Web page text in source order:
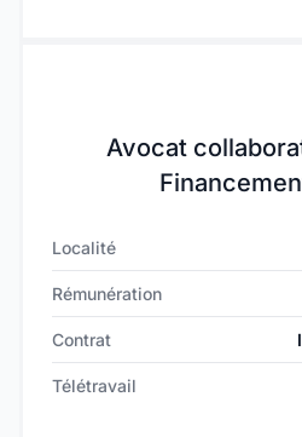
Avocat
Localité
Rémunération
Contrat
Télétravail